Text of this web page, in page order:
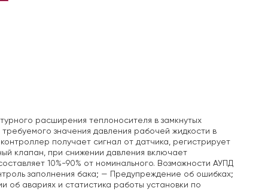
расширения теплоносителя в замкнутых
значения давления рабочей жидкости в
получает сигнал от датчика, регистрирует
клапан, при снижении давления включает
10%-90% от номинального. Возможности АУПД
заполнения бака; — Предупреждение об ошибках;
об авариях и статистика работы установки по